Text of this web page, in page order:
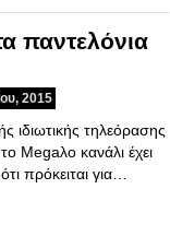
παντελόνια
2015
ιδιωτικής τηλεόρασης
Megaλο κανάλι έχει
πρόκειται για…